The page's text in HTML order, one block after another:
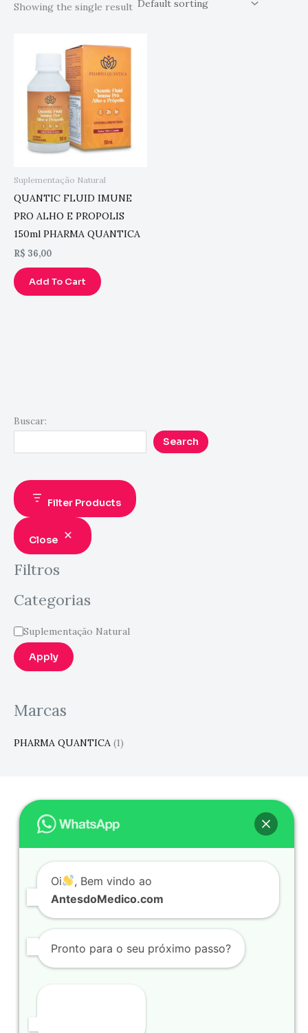
Buscar:
Search
Filter Products
Close
Filtros
Categorias
Suplementação Natural
Apply
Marcas
PHARMA QUANTICA (1)
Showing the single result
Suplementação Natural
QUANTIC FLUID IMUNE
PRO ALHO E PROPOLIS
150ml PHARMA QUANTICA
R$ 36,00
Add To Cart
LOJA
Youtube -@AntesdoMedico
Instagram @CharleneCicron
Oi
, Bem vindo ao
AntesdoMedico.com
Pronto para o seu próximo passo?